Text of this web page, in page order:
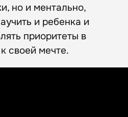
но и ментально,
и ребенка и
приоритеты в
своей мечте.